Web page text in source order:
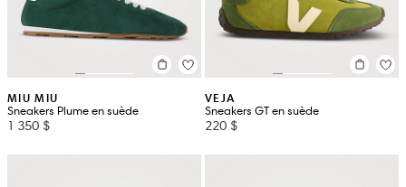
MIU MIU
Sneakers Plume en suède
1 350 $
VEJA
Sneakers GT en suède
220 $